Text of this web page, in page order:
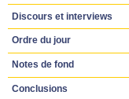
Discours et interviews
Ordre du jour
Notes de fond
Conclusions